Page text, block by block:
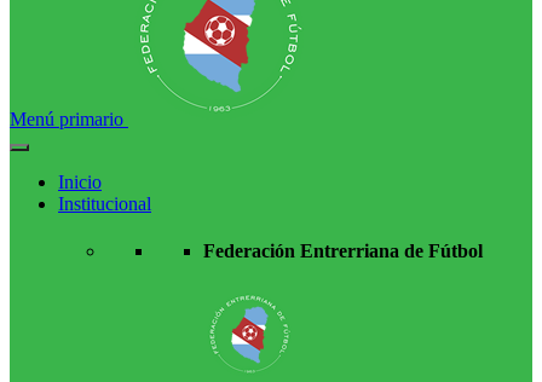
Menú primario
Inicio
Institucional
Federación Entrerriana de Fútbol